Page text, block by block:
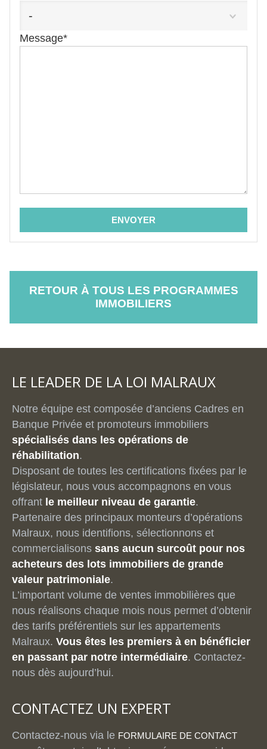
-
Message*
RETOUR À TOUS LES PROGRAMMES
IMMOBILIERS
LE LEADER DE LA LOI MALRAUX
Notre équipe est composée d’anciens Cadres en
Banque Privée et promoteurs immobiliers
spécialisés dans les opérations de
réhabilitation.
Disposant de toutes les certifications fixées par le
législateur, nous vous accompagnons en vous
offrant le meilleur niveau de garantie.
Partenaire des principaux monteurs d’opérations
Malraux, nous identifions, sélectionnons et
commercialisons sans aucun surcoût pour nos
acheteurs des lots immobiliers de grande
valeur patrimoniale.
L’important volume de ventes immobilières que
nous réalisons chaque mois nous permet d’obtenir
des tarifs préférentiels sur les appartements
Malraux. Vous êtes les premiers à en bénéficier
en passant par notre intermédiaire. Contactez-
nous dès aujourd’hui.
CONTACTEZ UN EXPERT
Contactez-nous via le FORMULAIRE DE CONTACT